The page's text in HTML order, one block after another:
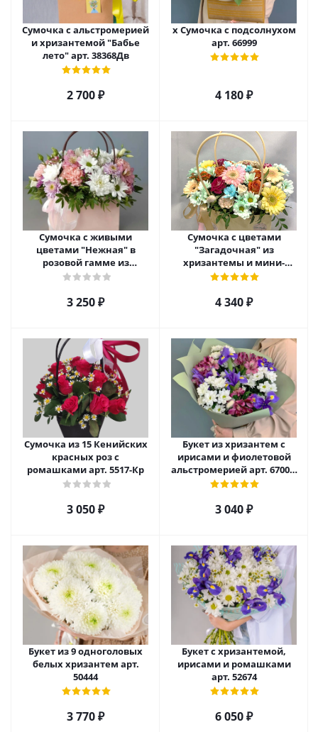
Сумочка с альстромерией
и хризантемой "Бабье
лето" арт. 38368Дв
2 700₽
х Сумочка с подсолнухом
арт. 66999
4 180₽
Сумочка с живыми
цветами "Нежная" в
розовой гамме из
кустовой хризантемы,
3 250₽
Сумочка с цветами
"Загадочная" из
хризантемы и мини-
герберы с розами арт.
4 340₽
Сумочка из 15 Кенийских
красных роз с
ромашками арт. 5517-Кр
3 050₽
Букет из хризантем с
ирисами и фиолетовой
альстромерией арт. 67002-
Ф
3 040₽
Букет из 9 одноголовых
белых хризантем арт.
50444
3 770₽
Букет с хризантемой,
ирисами и ромашками
арт. 52674
6 050₽